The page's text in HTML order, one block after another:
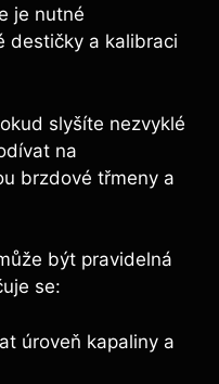
je nutné
destičky a kalibraci
slyšíte nezvyklé
na
brzdové třmeny a
být pravidelná
se:
úroveň kapaliny a